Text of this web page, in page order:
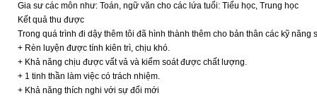
Gia sư các môn như: Toán, ngữ văn cho các lứa tuổi: Tiểu học, Trung học
Kết quả thu được
Trong quá trình đi dậy thêm tôi đã hình thành thêm cho bản thân các kỹ năng
+ Rèn luyện được tính kiên trì, chịu khó.
+ Khả năng chịu được vất vả và kiểm soát được chất lượng.
+ 1 tinh thần làm việc có trách nhiệm.
+ Khả năng thích nghi với sự đổi mới